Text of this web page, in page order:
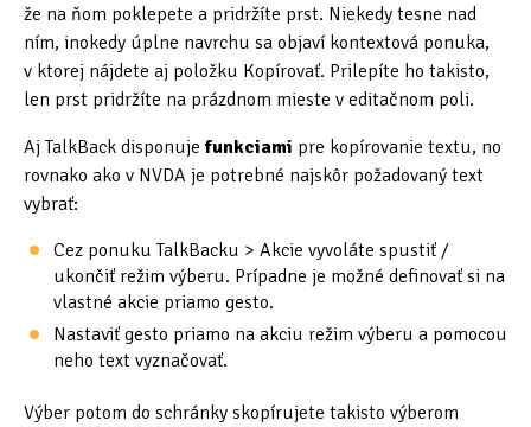
že na ňom poklepete a pridržíte prst. Niekedy tesne nad
ním, inokedy úplne navrchu sa objaví kontextová ponuka,
v ktorej nájdete aj položku Kopírovať. Prilepíte ho takisto,
len prst pridržíte na prázdnom mieste v editačnom poli.
Aj TalkBack disponujefunkciami pre kopírovanie textu, no
rovnako ako v NVDA je potrebné najskôr požadovaný text
vybrať:
Cez ponuku TalkBacku > Akcie vyvoláte spustiť /
ukončiť režim výberu. Prípadne je možné definovať si na
vlastné akcie priamo gesto.
Nastaviť gesto priamo na akciu režim výberu a pomocou
neho text vyznačovať.
Výber potom do schránky skopírujete takisto výberom